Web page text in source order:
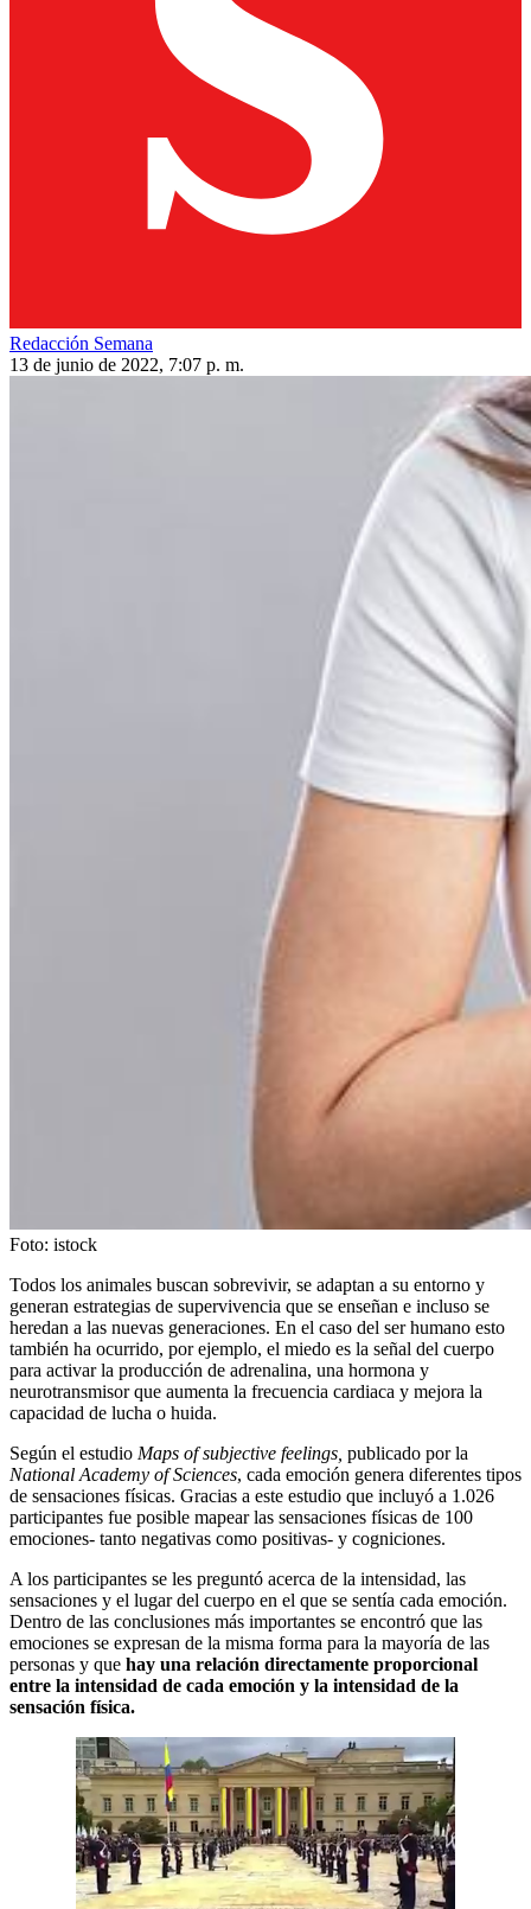
Redacción Semana
13 de junio de 2022, 7:07 p. m.
Foto: istock
Todos los animales buscan sobrevivir, se adaptan a su entorno y
generan estrategias de supervivencia que se enseñan e incluso se
heredan a las nuevas generaciones. En el caso del ser humano esto
también ha ocurrido, por ejemplo, el miedo es la señal del cuerpo
para activar la producción de adrenalina, una hormona y
neurotransmisor que aumenta la frecuencia cardiaca y mejora la
capacidad de lucha o huida.
Según el estudio Maps of subjective feelings, publicado por la
National Academy of Sciences, cada emoción genera diferentes tipos
de sensaciones físicas. Gracias a este estudio que incluyó a 1.026
participantes fue posible mapear las sensaciones físicas de 100
emociones- tanto negativas como positivas- y cogniciones.
A los participantes se les preguntó acerca de la intensidad, las
sensaciones y el lugar del cuerpo en el que se sentía cada emoción.
Dentro de las conclusiones más importantes se encontró que las
emociones se expresan de la misma forma para la mayoría de las
personas y que hay una relación directamente proporcional
entre la intensidad de cada emoción y la intensidad de la
sensación física.